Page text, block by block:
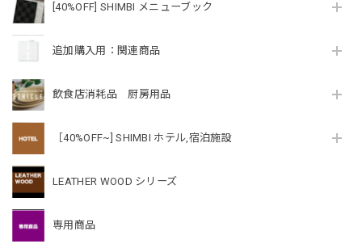
[40%OFF] SHIMBI メニューブック
追加購入用：関連商品
飲食店消耗品 厨房用品
［40%OFF~] SHIMBI ホテル,宿泊施設
LEATHER WOOD シリーズ
専用商品